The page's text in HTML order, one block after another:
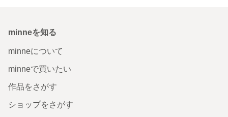
minneを知る
minneについて
minneで買いたい
作品をさがす
ショップをさがす